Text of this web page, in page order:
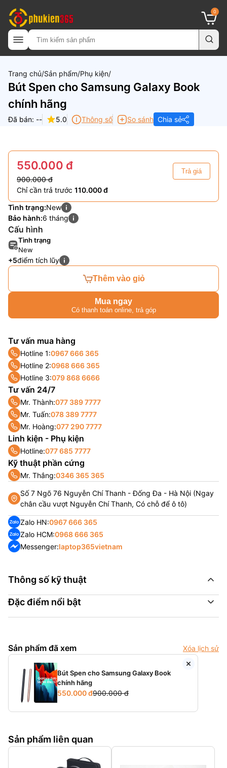
0
Trang chủ Sản phẩm Phụ kiện
Bút Spen cho Samsung Galaxy Book
chính hãng
Đã bán: -- 5.0 Thông số So sánh Chia sẻ
Thông số kỹ thuật
Đặc điểm nổi bật
550.000 đ
900.000 đ
Trả giá
Chỉ cần trả trước 110.000 đ
Tình trạng:New
Bảo hành:6 tháng
Cấu hình
Tình trạng
New
+5điểm tích lũy
Thêm vào giỏ
Mua ngay
Có thanh toán online, trả góp
Tư vấn mua hàng
Hotline 1:0967 666 365
Hotline 2:0968 666 365
Hotline 3:079 868 6666
Tư vấn 24/7
Mr. Thành:077 389 7777
Mr. Tuấn:078 389 7777
Mr. Hoàng:077 290 7777
Linh kiện - Phụ kiện
Hotline:077 685 7777
Kỹ thuật phần cứng
Mr. Thắng:0346 365 365
Số 7 Ngõ 76 Nguyễn Chí Thanh - Đống Đa - Hà Nội (Ngay
chân cầu vượt Nguyễn Chí Thanh, Có chỗ để ô tô)
Zalo HN:0967 666 365
Zalo HCM:0968 666 365
Messenger:laptop365vietnam
Sản phẩm đã xem Xóa lịch sử
Bút Spen cho Samsung Galaxy Book
chính hãng
550.000 đ900.000 đ
Sản phẩm liên quan